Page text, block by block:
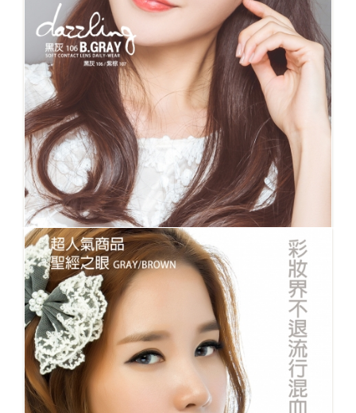
No.106 dazziling黑灰 神秘的金粉閃耀반짝❤️